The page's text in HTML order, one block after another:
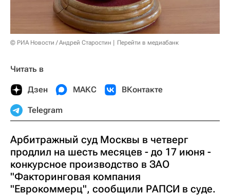
© РИА Новости / Андрей Старостин Перейти в медиабанк
Читать в
Дзен МАКС ВКонтакте
Telegram
Арбитражный суд Москвы в четверг
продлил на шесть месяцев - до 17 июня -
конкурсное производство в ЗАО
"Факторинговая компания
"Еврокоммерц", сообщили РАПСИ в суде.